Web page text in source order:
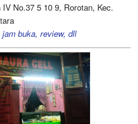
No.37 5 10 9, Rorotan, Kec.
buka, review, dll